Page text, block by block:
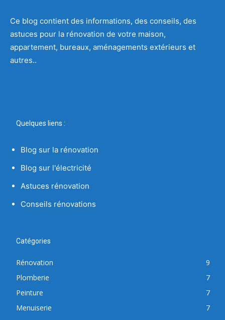
Ce blog contient des informations, des conseils, des
astuces pour la rénovation de votre maison,
appartement, bureaux, aménagements extérieurs et
autres..
Quelques liens :
Blog sur la rénovation
Blog sur l'électricité
Astuces rénovation
Conseils rénovations
Catégories
Rénovation
9
Plomberie
7
Peinture
7
Menuiserie
7